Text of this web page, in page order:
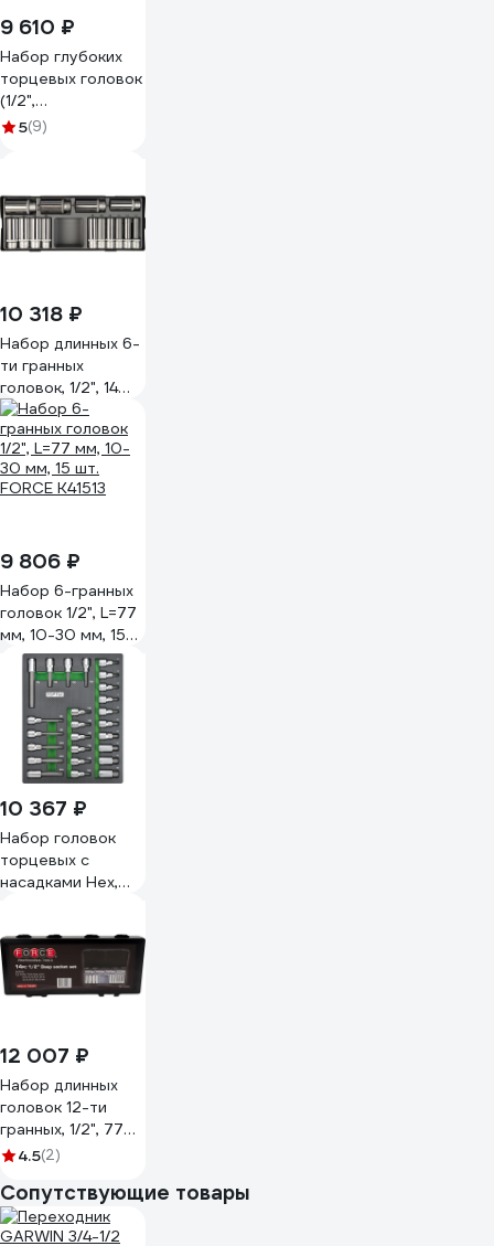
9 610 ₽
Набор глубоких
торцевых головок
(1/2",
шестигранные, 10-
5(9)
10 318 ₽
Набор длинных 6-
ти гранных
головок, 1/2", 14
шт. FORCE T4143
9 806 ₽
Набор 6-гранных
головок 1/2", L=77
мм, 10-30 мм, 15
шт. FORCE K41513
10 367 ₽
Набор головок
торцевых с
насадками Hex,
в мягком
ложементе
TOPTUL GEB2501
12 007 ₽
Набор длинных
головок 12-ти
гранных, 1/2", 77
мм, 14 шт. FORCE
4.5(2)
Сопутствующие товары